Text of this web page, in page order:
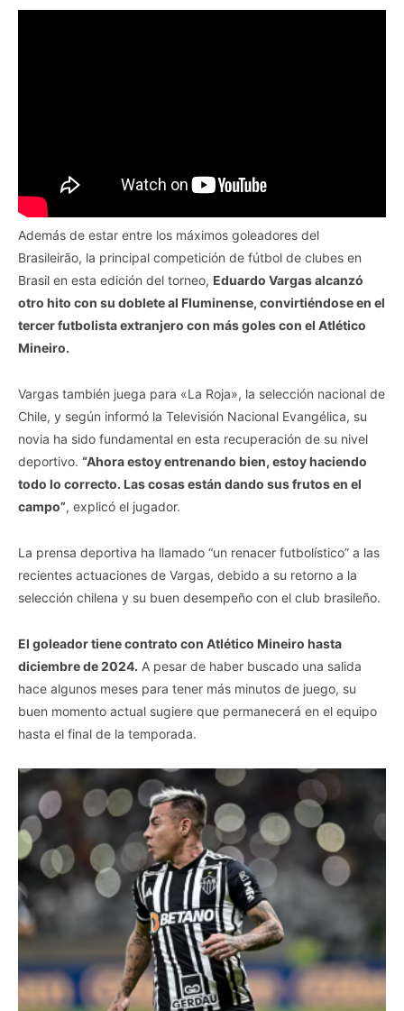
Además de estar entre los máximos goleadores del
Brasileirão, la principal competición de fútbol de clubes en
Brasil en esta edición del torneo, Eduardo Vargas alcanzó
otro hito con su doblete al Fluminense, convirtiéndose en el
tercer futbolista extranjero con más goles con el Atlético
Mineiro.
Vargas también juega para «La Roja», la selección nacional de
Chile, y según informó la Televisión Nacional Evangélica, su
novia ha sido fundamental en esta recuperación de su nivel
deportivo. “Ahora estoy entrenando bien, estoy haciendo
todo lo correcto. Las cosas están dando sus frutos en el
campo”, explicó el jugador.
La prensa deportiva ha llamado “un renacer futbolístico” a las
recientes actuaciones de Vargas, debido a su retorno a la
selección chilena y su buen desempeño con el club brasileño.
El goleador tiene contrato con Atlético Mineiro hasta
diciembre de 2024. A pesar de haber buscado una salida
hace algunos meses para tener más minutos de juego, su
buen momento actual sugiere que permanecerá en el equipo
hasta el final de la temporada.